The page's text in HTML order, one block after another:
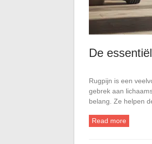
De
Rugpijn is een
gebrek aan
belang. Ze helpen
Read more